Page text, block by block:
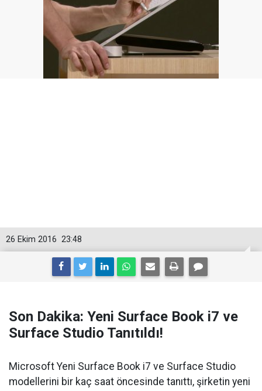
23:48
26 Ekim 2016
Son Dakika: Yeni Surface Book i7 ve
Surface Studio Tanıtıldı!
Microsoft Yeni Surface Book i7 ve Surface Studio
modellerini bir kaç saat öncesinde tanıttı, şirketin yeni